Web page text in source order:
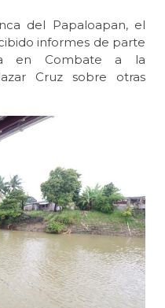
del Papaloapan, el
informes de parte
en Combate a la
Cruz sobre otras